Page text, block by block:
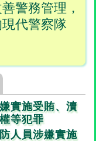
警務管理，
代警察隊
實施受賄、瀆
等犯罪
人員涉嫌實施